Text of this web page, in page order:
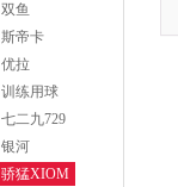
双鱼
DOUBLEFISH
斯帝卡
STIGA
优拉
JOOLA
训练用球
七二九729
银河
YINHE
骄猛XIOM